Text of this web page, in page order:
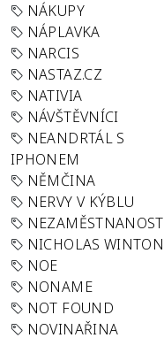
NÁKUPY
NÁPLAVKA
NARCIS
NASTAZ.CZ
NATIVIA
NÁVŠTĚVNÍCI
NEANDRTÁL S
IPHONEM
NĚMČINA
NERVY V KÝBLU
NEZAMĚSTNANOST
NICHOLAS WINTON
NOE
NONAME
NOT FOUND
NOVINAŘINA